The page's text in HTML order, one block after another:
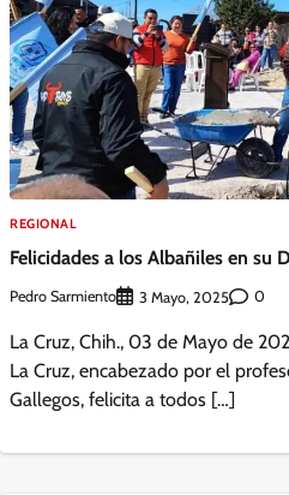
REGIONAL
Felicidades a los Albañiles en su
Pedro Sarmiento 3 Mayo, 2025 0
La Cruz, Chih., 03 de Mayo de
La Cruz, encabezado por el
Gallegos, felicita a todos […]